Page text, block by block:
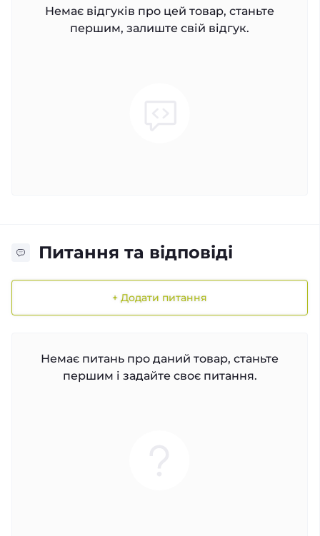
Немає відгуків про цей товар, станьте
першим, залиште свій відгук.
Питання та відповіді
+ Додати питання
Немає питань про даний товар, станьте
першим і задайте своє питання.